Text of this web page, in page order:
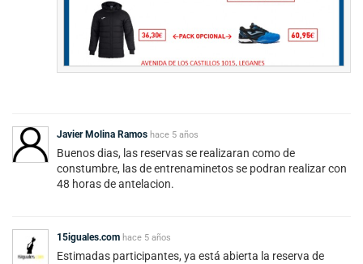
Javier Molina Ramos hace 5 años
Buenos dias, las reservas se realizaran como de
constumbre, las de entrenaminetos se podran realizar con
48 horas de antelacion.
15iguales.com hace 5 años
Estimadas participantes, ya está abierta la reserva de